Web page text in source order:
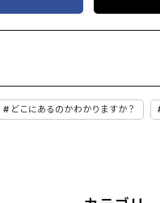
どこにあるのかわかりますか？